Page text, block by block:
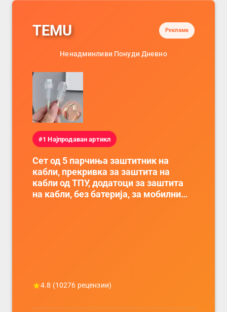
TEMU Реклама
Ненадминливи Понуди Дневно
#1 Најпродаван артикл
Сет од 5 парчиња заштитник на
кабли, прекривка за заштита на
кабли од ТПУ, додатоци за заштита
на кабли, без батерија, за мобилни
4.8 (10276 рецензии)